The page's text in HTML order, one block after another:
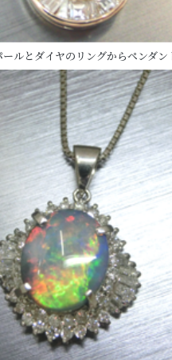
ールとダイヤのリングからペンダ